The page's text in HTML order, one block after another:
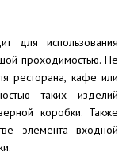
для использования
проходимостью. Не
ресторана, кафе или
таких изделий
коробки. Также
элемента входной